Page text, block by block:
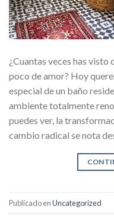
¿Cuantas veces has visto
poco de amor? Hoy
especial de un baño
ambiente totalmente
puedes ver, la
cambio radical se nota
Publicado enUncategorized